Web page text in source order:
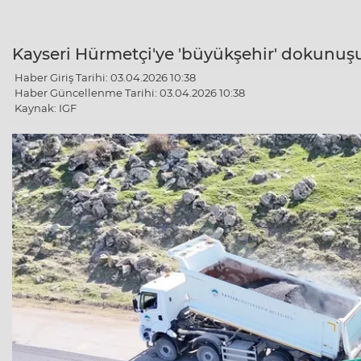
Kayseri Hürmetçi'ye 'büyükşehir'
Haber Giriş Tarihi: 03.04.2026 10:38
Haber Güncellenme Tarihi: 03.04.2026 10:38
Kaynak: IGF